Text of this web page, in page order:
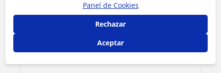
Panel de Cookies
Rechazar
Aceptar